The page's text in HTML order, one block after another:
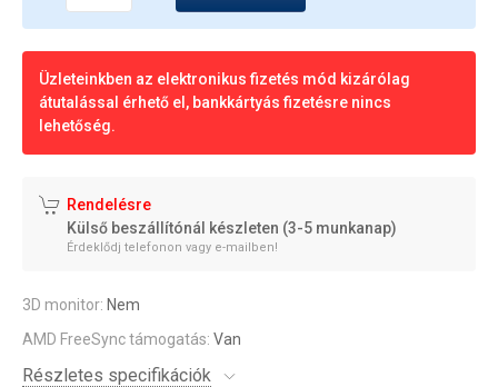
Üzleteinkben az elektronikus fizetés mód kizárólag
átutalással érhető el, bankkártyás fizetésre nincs
lehetőség.
Rendelésre
Külső beszállítónál készleten (3-5 munkanap)
Érdeklődj telefonon vagy e-mailben!
3D monitor: Nem
AMD FreeSync támogatás: Van
Részletes specifikációk